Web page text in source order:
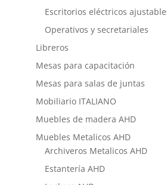
Escritorios eléctricos
Operativos y secretariales
Libreros
Mesas para capacitación
Mesas para salas de juntas
Mobiliario ITALIANO
Muebles de madera AHD
Muebles Metalicos AHD
Archiveros Metalicos AHD
Estantería AHD